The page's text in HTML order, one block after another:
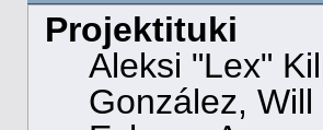
Projektituki
Aleksi "Lex"
González,